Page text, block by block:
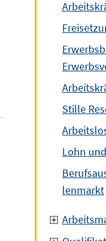
Stille
Lohn
lenmarkt